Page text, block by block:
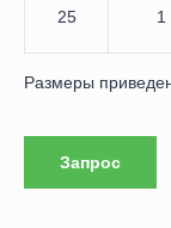
25 1
Размеры
Запрос